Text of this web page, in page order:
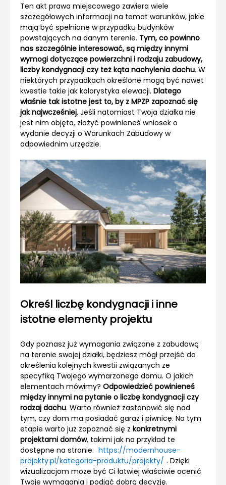
Ten akt prawa miejscowego zawiera wiele
szczegółowych informacji na temat warunków, jakie
mają być spełnione w przypadku budynków
powstających na danym terenie. Tym, co powinno
nas szczególnie interesować, są między innymi
wymogi dotyczące powierzchni i rodzaju zabudowy,
liczby kondygnacji czy też kąta nachylenia dachu. W
niektórych przypadkach określone mogą być nawet
kwestie takie jak kolorystyka elewacji. Dlatego
właśnie tak istotne jest to, by z MPZP zapoznać się
jak najwcześniej. Jeśli natomiast Twoja działka nie
jest nim objęta, złożyć powinieneś wniosek o
wydanie decyzji o Warunkach Zabudowy w
odpowiednim urzędzie.
Określ liczbę kondygnacji i inne
istotne elementy projektu
Gdy poznasz już wymagania związane z zabudową
na terenie swojej działki, będziesz mógł przejść do
określenia kolejnych kwestii związanych ze
specyfiką Twojego wymarzonego domu. O jakich
elementach mówimy? Odpowiedzieć powinieneś
między innymi na pytanie o liczbę kondygnacji czy
rodzaj dachu. Warto również zastanowić się nad
tym, czy dom ma posiadać garaż i piwnicę. Na tym
etapie warto już zapoznać się z konkretnymi
projektami domów, takimi jak na przykład te
dostępne na stronie: https://modernhouse-
projekty.pl/kategoria-produktu/projekty/ . Dzięki
wizualizacjom może być Ci łatwiej właściwie ocenić
Twoje wymagania i podjąć dobrą decyzję.